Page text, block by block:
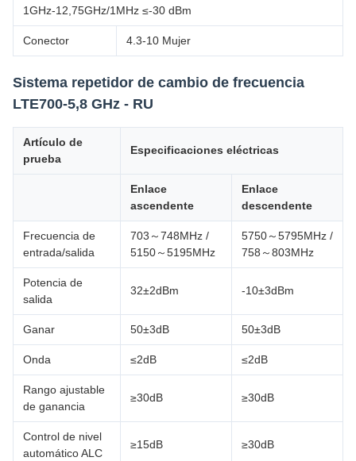
1GHz-12,75GHz/1MHz ≤-30 dBm
Conector 4.3-10 Mujer
Sistema repetidor de cambio de frecuencia
LTE700-5,8 GHz - RU
Artículo de
prueba
Especificaciones eléctricas
Enlace
ascendente
Enlace
descendente
Frecuencia de
entrada/salida
703～748MHz /
5150～5195MHz
5750～5795MHz /
758～803MHz
Potencia de
salida
32±2dBm -10±3dBm
Ganar 50±3dB 50±3dB
Onda ≤2dB ≤2dB
Rango ajustable
de ganancia
≥30dB ≥30dB
Control de nivel
automático ALC
≥15dB ≥30dB